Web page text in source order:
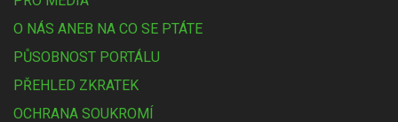
O NÁS ANEB NA CO SE PTÁTE
PŮSOBNOST PORTÁLU
PŘEHLED ZKRATEK
OCHRANA SOUKROMÍ